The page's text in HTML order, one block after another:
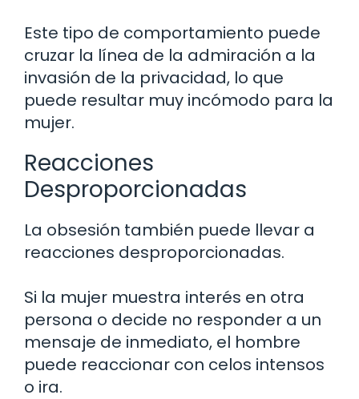
Este tipo de comportamiento puede
cruzar la línea de la admiración a la
invasión de la privacidad, lo que
puede resultar muy incómodo para la
mujer.
Reacciones
Desproporcionadas
La obsesión también puede llevar a
reacciones desproporcionadas.
Si la mujer muestra interés en otra
persona o decide no responder a un
mensaje de inmediato, el hombre
puede reaccionar con celos intensos
o ira.